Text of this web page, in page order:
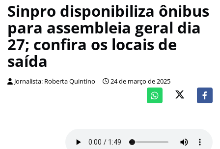
Sinpro disponibiliza ônibus
para assembleia geral dia
27; confira os locais de
saída
Jornalista: Roberta Quintino 24 de março de 2025